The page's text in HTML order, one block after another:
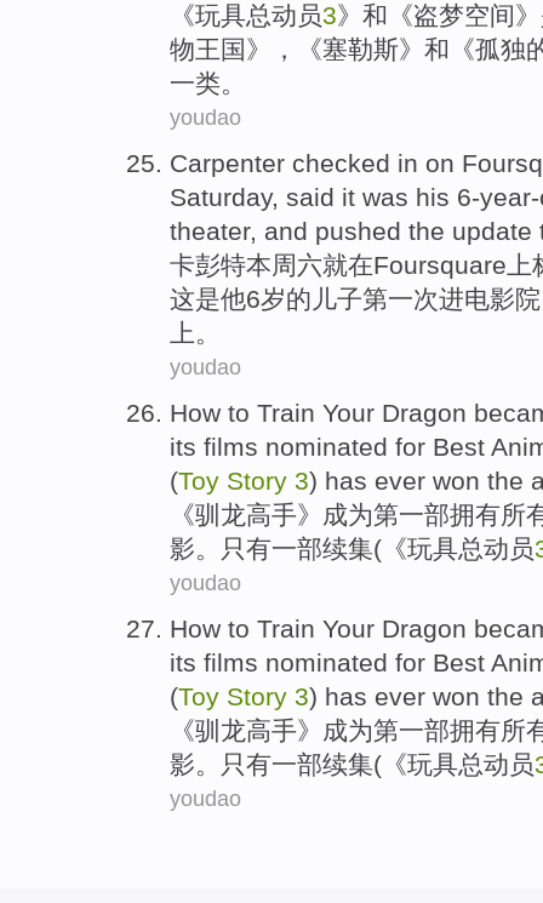
《玩具总动员3》 和 《盗梦空间》
物王国》，《塞勒斯》和《孤独
一类。
youdao
Carpenter checked in on
Saturday, said it was his 6-
theater, and pushed the update
卡彭特本周六就在Foursquare
这是他6岁的 儿子第一次进电影院
上。
youdao
How to Train Your Dragon
its films nominated for Best
(Toy Story 3) has ever won the
《驯 龙高手》 成为第一部拥有所
影。 只有一部续集(《玩具总动员
youdao
How to Train Your Dragon
its films nominated for Best
(Toy Story 3) has ever won the
《驯 龙高手》 成为第一部拥有所
影。 只有一部续集(《玩具总动员
youdao